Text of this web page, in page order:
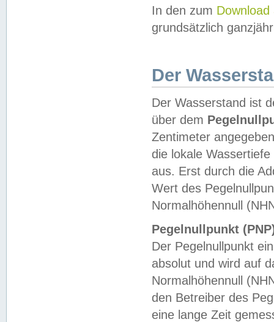
In den zum Download
grundsätzlich
Der
Der Wasserstand ist
über dem
Zentimeter
die lokale
aus. Erst durch die
Wert des
Normalhöhennull
Pegelnullpunkt
Der Pegelnullpunkt
absolut und wird auf
Normalhöhennull
den Betreiber des
eine lange Zeit